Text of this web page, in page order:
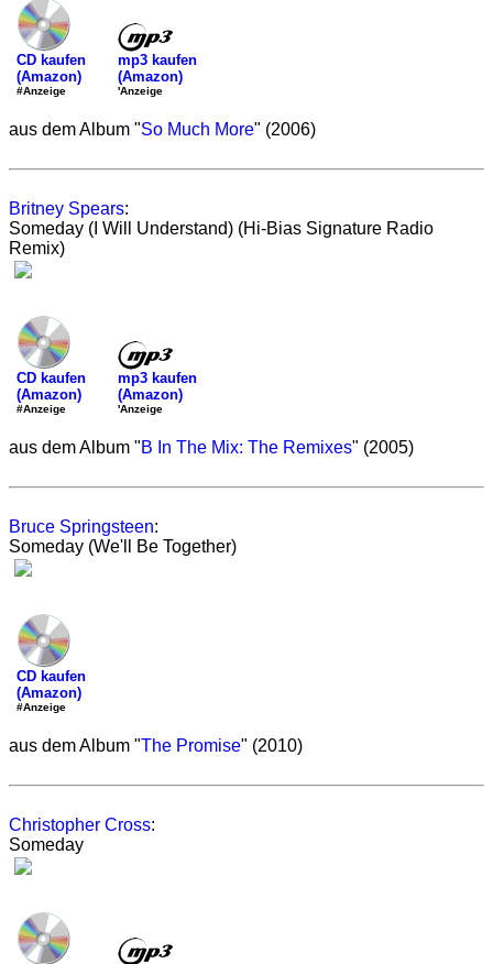
CD kaufen
(Amazon)
#Anzeige
mp3 kaufen
(Amazon)
'Anzeige
aus dem Album "So Much More" (2006)
Britney Spears:
Someday (I Will Understand) (Hi-Bias Signature Radio
Remix)
CD kaufen
(Amazon)
#Anzeige
mp3 kaufen
(Amazon)
'Anzeige
aus dem Album "B In The Mix: The Remixes" (2005)
Bruce Springsteen:
Someday (We'll Be Together)
CD kaufen
(Amazon)
#Anzeige
aus dem Album "The Promise" (2010)
Christopher Cross:
Someday